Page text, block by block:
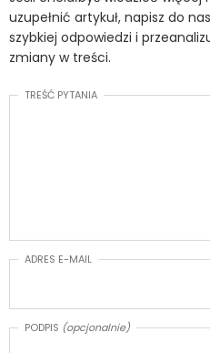
uzupełnić artykuł, napisz do
szybkiej odpowiedzi i
zmiany w treści.
TREŚĆ PYTANIA
ADRES E-MAIL
PODPIS (opcjonalnie)